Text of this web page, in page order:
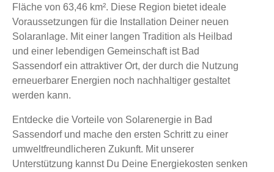
Fläche von 63,46 km². Diese Region bietet ideale
Voraussetzungen für die Installation Deiner neuen
Solaranlage. Mit einer langen Tradition als Heilbad
und einer lebendigen Gemeinschaft ist Bad
Sassendorf ein attraktiver Ort, der durch die Nutzung
erneuerbarer Energien noch nachhaltiger gestaltet
werden kann.
Entdecke die Vorteile von Solarenergie in Bad
Sassendorf und mache den ersten Schritt zu einer
umweltfreundlicheren Zukunft. Mit unserer
Unterstützung kannst Du Deine Energiekosten senken